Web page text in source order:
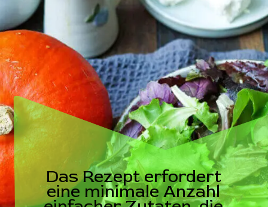
Das Rezept erfordert
eine minimale Anzahl